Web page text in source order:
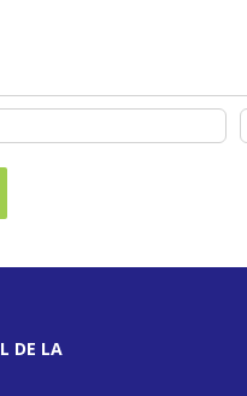
DE LA